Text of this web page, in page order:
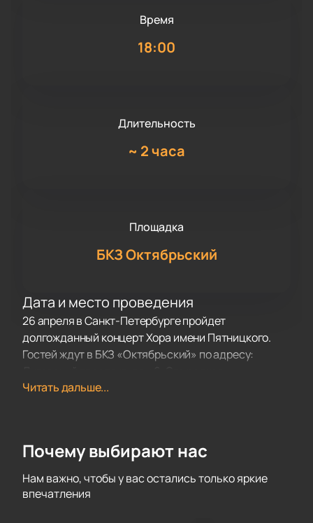
Время
18:00
Длительность
~ 2 часа
Площадка
БКЗ Октябрьский
Дата и место проведения
26 апреля в Санкт-Петербурге пройдет
долгожданный концерт Хора имени Пятницкого.
Гостей ждут в БКЗ «Октябрьский» по адресу:
возможность для жителей города и туристов
Хор имени Пятницкого — не просто ансамбль, а
живая творческая мастерская народной песни.
Митрофан Ефимович Пятницкий создал коллектив,
который уже больше ста лет вдохновляет публику
Читать дальше...
Почему выбирают нас
Нам важно, чтобы у вас остались только яркие
впечатления